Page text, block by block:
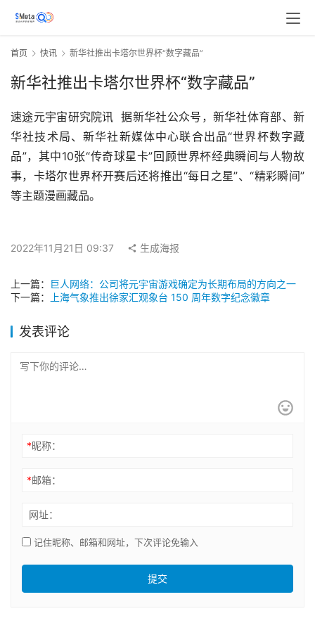
首页 快讯 新华社推出卡塔尔世界杯“数字藏品”
新华社推出卡塔尔世界杯“数字藏品”
速途元宇宙研究院讯  据新华社公众号，新华社体育部、新
华社技术局、新华社新媒体中心联合出品“世界杯数字藏
品”，其中10张“传奇球星卡”回顾世界杯经典瞬间与人物故
事，卡塔尔世界杯开赛后还将推出“每日之星”、“精彩瞬间”
等主题漫画藏品。
2022年11月21日 09:37 生成海报
上一篇：
巨人网络：公司将元宇宙游戏确定为长期布局的方向之一
下一篇：
上海气象推出徐家汇观象台 150 周年数字纪念徽章
发表评论
*昵称：
*邮箱：
网址：
记住昵称、邮箱和网址，下次评论免输入
提交